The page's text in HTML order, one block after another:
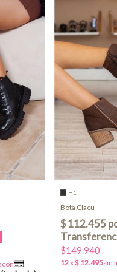
+1
Bota Clacu
$149.940